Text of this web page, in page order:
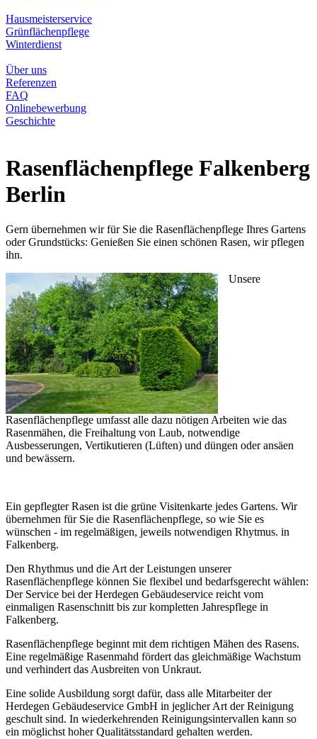
Hausmeisterservice
Grünflächenpflege
Winterdienst
Über uns
Referenzen
FAQ
Onlinebewerbung
Geschichte
Rasenflächenpflege Falkenberg
Berlin
Gern übernehmen wir für Sie die Rasenflächenpflege Ihres Gartens
oder Grundstücks: Genießen Sie einen schönen Rasen, wir pflegen
ihn.
Unsere
Rasenflächenpflege umfasst alle dazu nötigen Arbeiten wie das
Rasenmähen, die Freihaltung von Laub, notwendige
Ausbesserungen, Vertikutieren (Lüften) und düngen oder ansäen
und bewässern.
Ein gepflegter Rasen ist die grüne Visitenkarte jedes Gartens. Wir
übernehmen für Sie die Rasenflächenpflege, so wie Sie es
wünschen - im regelmäßigen, jeweils notwendigen Rhytmus. in
Falkenberg.
Den Rhythmus und die Art der Leistungen unserer
Rasenflächenpflege können Sie flexibel und bedarfsgerecht wählen:
Der Service bei der Herdegen Gebäudeservice reicht vom
einmaligen Rasenschnitt bis zur kompletten Jahrespflege in
Falkenberg.
Rasenflächenpflege beginnt mit dem richtigen Mähen des Rasens.
Eine regelmäßige Rasenmahd fördert das gleichmäßige Wachstum
und verhindert das Ausbreiten von Unkraut.
Eine solide Ausbildung sorgt dafür, dass alle Mitarbeiter der
Herdegen Gebäudeservice GmbH in jeglicher Art der Reinigung
geschult sind. In wiederkehrenden Reinigungsintervallen kann so
ein möglichst hoher Qualitätsstandard gehalten werden.